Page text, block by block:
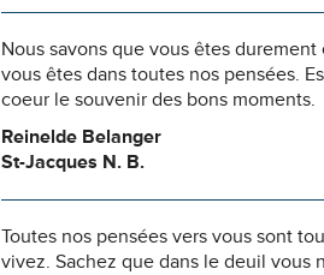
Nous savons que vous êtes
vous êtes dans toutes nos pensées.
coeur le souvenir des bons moments.
Reinelde Belanger
St-Jacques N. B.
Toutes nos pensées vers vous sont
vivez. Sachez que dans le deuil vous